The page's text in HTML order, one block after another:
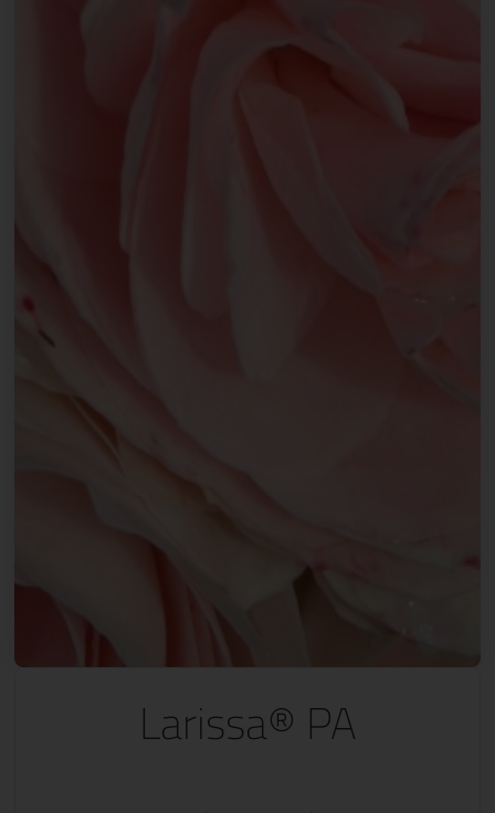
Larissa® PA